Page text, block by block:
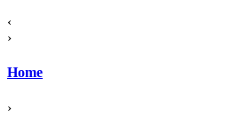
‹
›
Home
›